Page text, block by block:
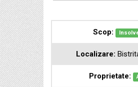
Scop:
Localizare:
Proprietate: